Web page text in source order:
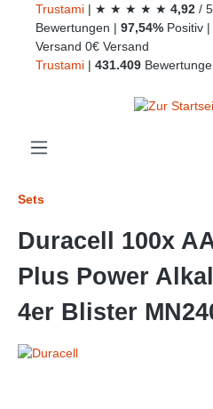
Trustami | ★ ★ ★ ★ ★ 4,92 /
Bewertungen | 97,54% Positiv |
Versand 0€ Versand
Trustami | 431.409
Sets
Duracell 100x
Plus Power
4er Blister